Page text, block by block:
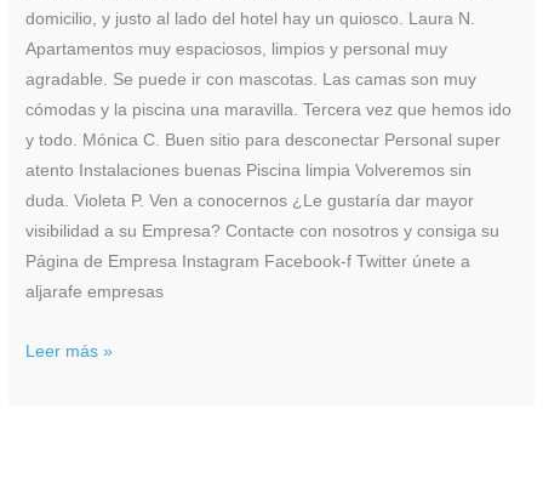
domicilio, y justo al lado del hotel hay un quiosco. Laura N.
Apartamentos muy espaciosos, limpios y personal muy
agradable. Se puede ir con mascotas. Las camas son muy
cómodas y la piscina una maravilla. Tercera vez que hemos ido
y todo. Mónica C. Buen sitio para desconectar Personal super
atento Instalaciones buenas Piscina limpia Volveremos sin
duda. Violeta P. Ven a conocernos ¿Le gustaría dar mayor
visibilidad a su Empresa? Contacte con nosotros y consiga su
Página de Empresa Instagram Facebook-f Twitter únete a
aljarafe empresas
Leer más »